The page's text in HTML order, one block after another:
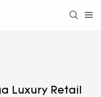
Luxury Retail